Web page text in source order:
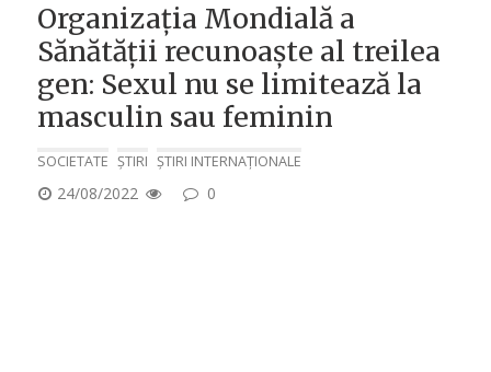
Organizația Mondială a
Sănătății recunoaște al treilea
gen: Sexul nu se limitează la
masculin sau feminin
SOCIETATE ȘTIRI ȘTIRI INTERNAȚIONALE
POSTED
24/08/2022 0